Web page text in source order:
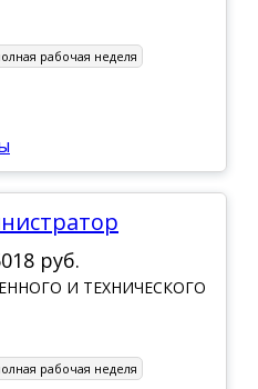
рабочая неделя
руб.
И ТЕХНИЧЕСКОГО
рабочая неделя